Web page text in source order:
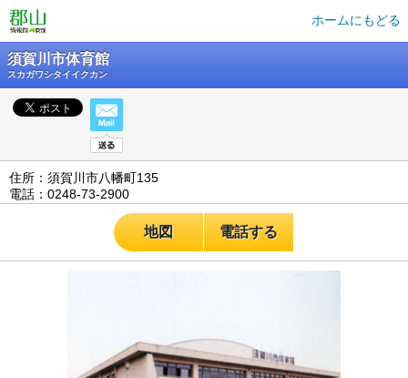
ホームにもどる
須賀川市体育館
スカガワシタイイクカン
住所：須賀川市八幡町135
電話：0248-73-2900
地図 電話する